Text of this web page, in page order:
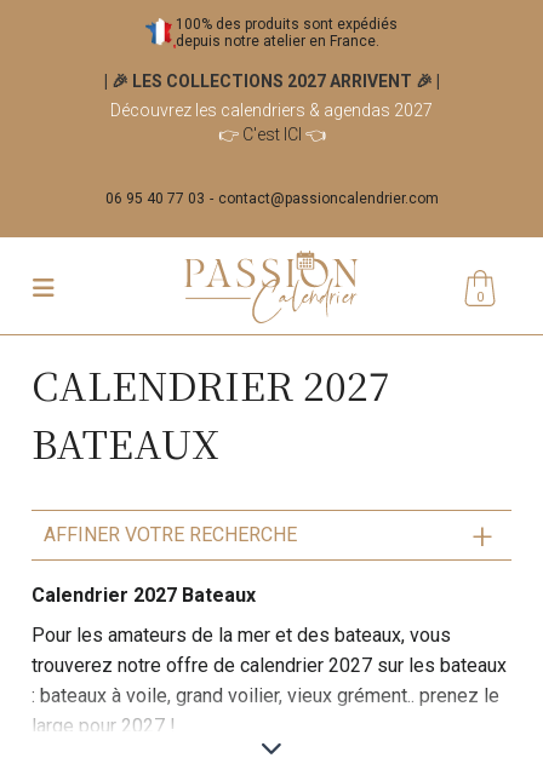
100% des produits sont expédiés
depuis notre atelier en France.
| 🎉 LES COLLECTIONS 2027 ARRIVENT 🎉
Découvrez les calendriers & agendas 2027
👉 C'est ICI 👈
06 95 40 77 03 contact@passioncalendrier.com
0
CALENDRIER 2027
BATEAUX
AFFINER VOTRE RECHERCHE
Calendrier 2027 Bateaux
Pour les amateurs de la mer et des bateaux, vous
trouverez notre offre de calendrier 2027 sur les bateaux
: bateaux à voile, grand voilier, vieux grément.. prenez le
large pour 2027 !